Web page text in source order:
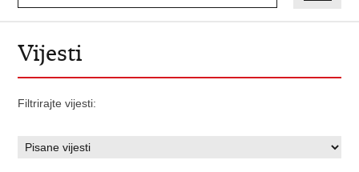
Vijesti
Filtrirajte vijesti: